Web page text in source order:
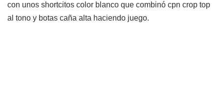
con unos shortcitos color blanco que combinó cpn crop top
al tono y botas caña alta haciendo juego.